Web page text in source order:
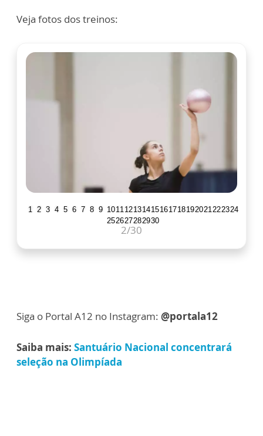
Veja fotos dos treinos:
1 2 3 4 5 6 7 8 9 1011 12131415161718192021 222324
252627282930
2/30
Siga o Portal A12 no Instagram: @portala12
Saiba mais: Santuário Nacional concentrará
seleção na Olimpíada